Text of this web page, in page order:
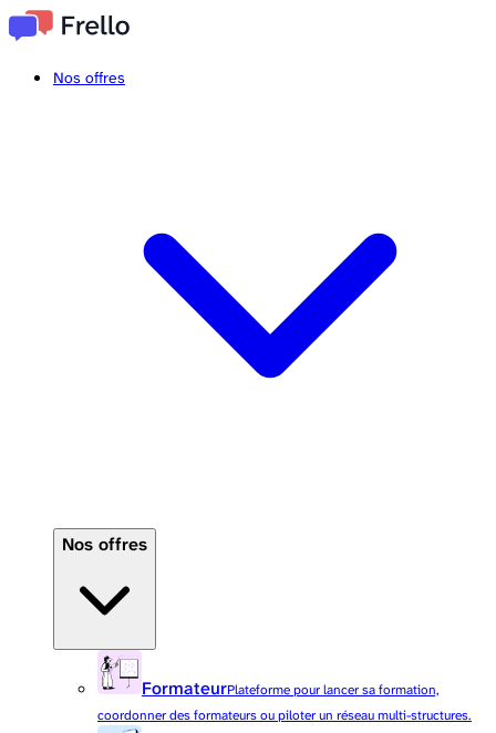
Nos offres
Nos offres
FormateurPlateforme pour lancer sa formation,
coordonner des formateurs ou piloter un réseau multi-structures.